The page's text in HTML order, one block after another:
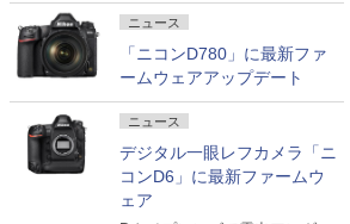
ニュース
「ニコンD780」に最新ファ
ームウェアアップデート
ニュース
デジタル一眼レフカメラ「ニ
コンD6」に最新ファームウ
ェア